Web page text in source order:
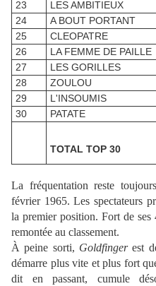
23
LES AMBITIEUX
24
A BOUT PORTANT
25
CLEOPATRE
26
LA FEMME DE PAILLE
27
LES GORILLES
28
ZOULOU
29
L'INSOUMIS
30
PATATE
TOTAL TOP 30
La fréquentation reste
février 1965. Les spectateurs
la premier position. Fort de
remontée au classement.
À peine sorti, Goldfingerest
démarre plus vite et plus fort
dit en passant, cumule